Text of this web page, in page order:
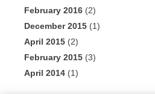
February 2016 (2)
December 2015 (1)
April 2015 (2)
February 2015 (3)
April 2014 (1)